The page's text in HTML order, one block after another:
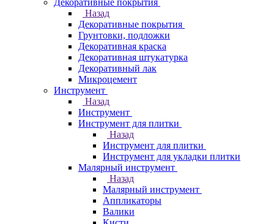
Декоративные покрытия
Назад
Декоративные покрытия
Грунтовки, подложки
Декоративная краска
Декоративная штукатурка
Декоративный лак
Микроцемент
Инструмент
Назад
Инструмент
Инструмент для плитки
Назад
Инструмент для плитки
Инструмент для укладки плитки
Малярный инструмент
Назад
Малярный инструмент
Аппликаторы
Валики